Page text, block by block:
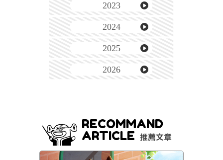
2023
2024
2025
2026
RECOMMAND
ARTICLE 推薦文章